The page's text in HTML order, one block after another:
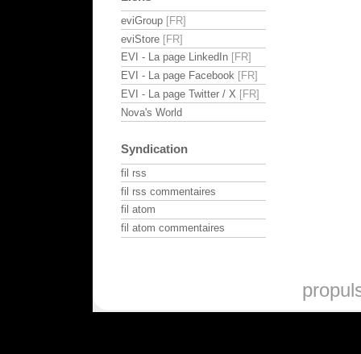
eviGroup
eviStore
EVI - La page LinkedIn
EVI - La page Facebook
EVI - La page Twitter / X
Nova's World
Syndication
fil rss
fil rss commentaires
fil atom
fil atom commentaires